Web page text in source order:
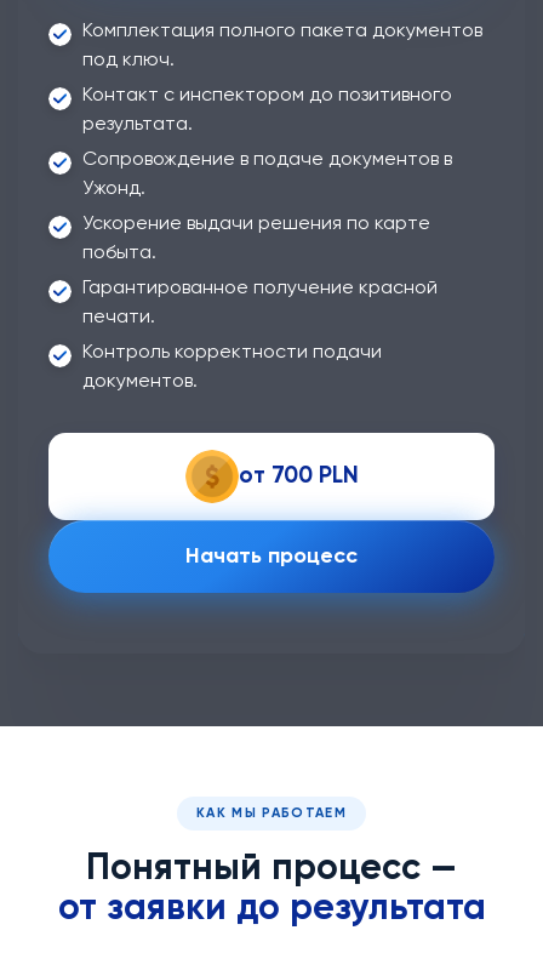
Комплектация полного пакета документов
под ключ.
Контакт с инспектором до позитивного
результата.
Сопровождение в подаче документов в
Ужонд.
Ускорение выдачи решения по карте
побыта.
Гарантированное получение красной
печати.
Контроль корректности подачи
документов.
Начать процесс
от 700 PLN
КАК МЫ РАБОТАЕМ
Понятный процесс —
от заявки до результата